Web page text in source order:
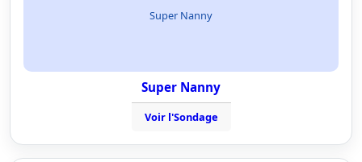
Super Nanny
Super Nanny
Voir l'Sondage